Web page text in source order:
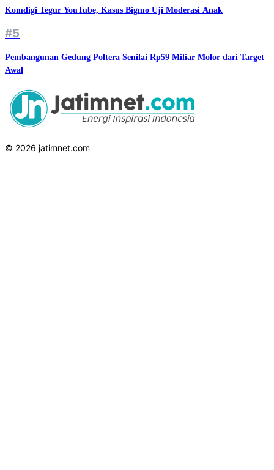
Komdigi Tegur YouTube, Kasus Bigmo Uji Moderasi Anak
#5
Pembangunan Gedung Poltera Senilai Rp59 Miliar Molor dari Target
Awal
© 2026 jatimnet.com